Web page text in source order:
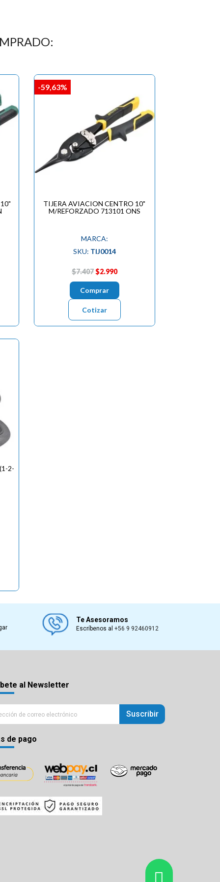
TIJERA AVIACION CENTRO 10"
M/REFORZADO 713101 ONS
MARCA:
SKU: TIJ0014
$7.407$2.990
Comprar
Cotizar
-59,63%
2-
Te Asesoramos
Escríbenos al+56 9 92460912
al Newsletter
Suscribir
de pago